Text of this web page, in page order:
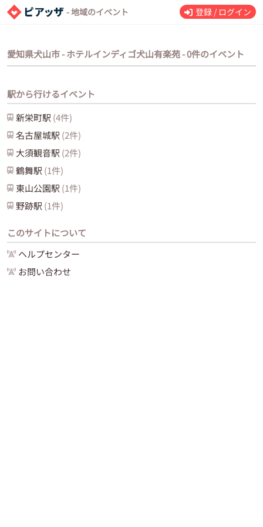
- 地域のイベント 登録 / ログイン
愛知県犬山市 - ホテルインディゴ犬山有楽苑 - 0件のイベント
駅から行けるイベント
新栄町駅 (4件)
名古屋城駅 (2件)
大須観音駅 (2件)
鶴舞駅 (1件)
東山公園駅 (1件)
野跡駅 (1件)
このサイトについて
ヘルプセンター
お問い合わせ